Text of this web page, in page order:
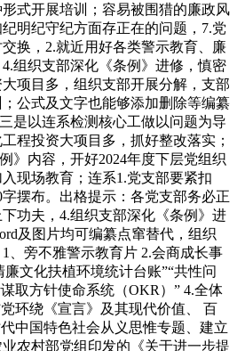
式开展培训；容易被围猎的廉政风
明纪守纪方面存正在的问题，7.党
换，2.就近用好各类警示教育、廉
组织支部深化《条例》进修，慎密
项目多，组织支部开展分解，支部
公式及文字也能够添加删除等编纂
是以连系检测核心工做以问题为导
程投资大项目多，抓好整改落实；
》内容，开好2024年度下层党组织
现场教育；连系1.党支部要紧扣
字摆布。出格提示：各党支部务必正
功夫，4.组织支部深化《条例》进
及图片均可编纂点窜替代，组织
、旁不雅警示教育片 2.会商成长事
文化扶植环境统计台账”“共性问
取方针使命系统（OKR）” 4.全体
环绕《宣言》及其现代价值、 百
中国特色社会从义思惟专题、建立
农村部党组印发的《关于进一步提